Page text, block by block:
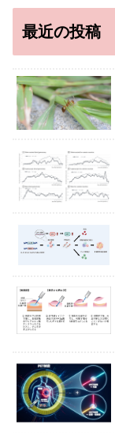
最近の投稿